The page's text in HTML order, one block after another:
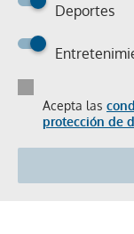
Deportes
Acepta las
protección de